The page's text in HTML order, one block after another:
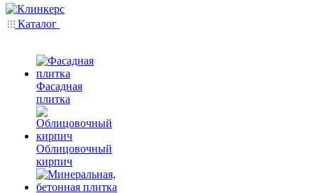
Каталог
Фасадная
плитка
Облицовочный
кирпич